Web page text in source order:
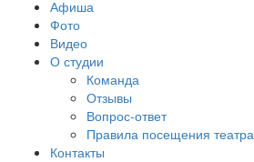
Афиша
Фото
Видео
О студии
Команда
Отзывы
Вопрос-ответ
Правила посещения театра
Контакты